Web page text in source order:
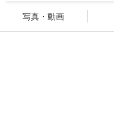
写真・動画